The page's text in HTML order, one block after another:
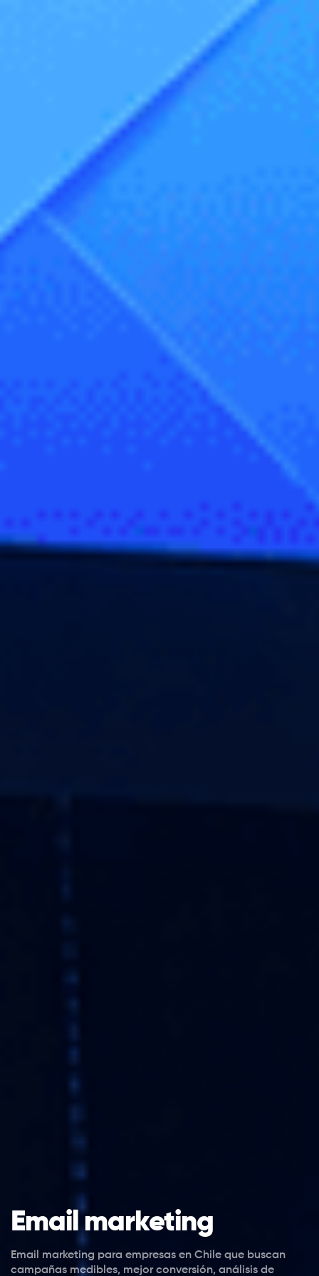
Email marketing
Email marketing para empresas en Chile que buscan
campañas medibles, mejor conversión, análisis de